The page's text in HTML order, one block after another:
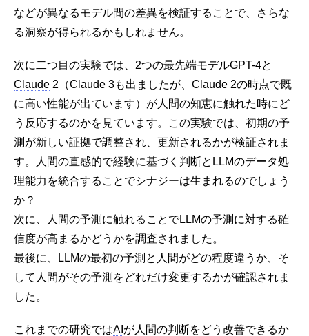
などが異なるモデル間の差異を検証することで、さらな
る洞察が得られるかもしれません。
次に二つ目の実験では、2つの最先端モデルGPT-4と
Claude 2（Claude 3も出ましたが、Claude 2の時点で既
に高い性能が出ています）が人間の知恵に触れた時にど
う反応するのかを見ています。この実験では、初期の予
測が新しい証拠で調整され、更新されるかが検証されま
す。人間の直感的で経験に基づく判断とLLMのデータ処
理能力を統合することでシナジーは生まれるのでしょう
か？
次に、人間の予測に触れることでLLMの予測に対する確
信度が高まるかどうかを調査されました。
最後に、LLMの最初の予測と人間がどの程度違うか、そ
して人間がその予測をどれだけ変更するかが確認されま
した。
これまでの研究ではAI が人間の判断をどう改善できるか